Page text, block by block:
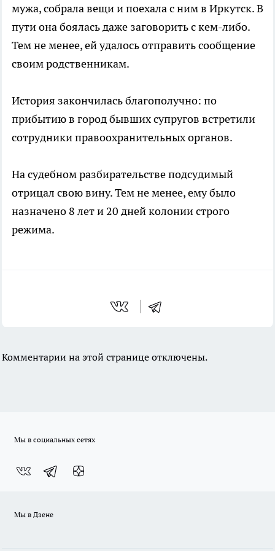
мужа, собрала вещи и поехала с ним в Иркутск. В
пути она боялась даже заговорить с кем-либо.
Тем не менее, ей удалось отправить сообщение
своим родственникам.
История закончилась благополучно: по
прибытию в город бывших супругов встретили
сотрудники правоохранительных органов.
На судебном разбирательстве подсудимый
отрицал свою вину. Тем не менее, ему было
назначено 8 лет и 20 дней колонии строго
режима.
Комментарии на этой странице отключены.
Мы в социальных сетях
Мы в Дзене